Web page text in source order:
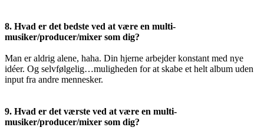
8. Hvad er det bedste ved at være en multi-
musiker/producer/mixer som dig?
Man er aldrig alene, haha. Din hjerne arbejder konstant med nye
idéer. Og selvfølgelig…muligheden for at skabe et helt album uden
input fra andre mennesker.
9. Hvad er det værste ved at være en multi-
musiker/producer/mixer som dig?